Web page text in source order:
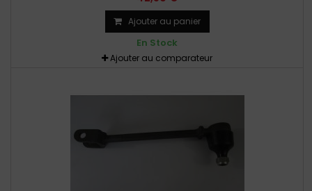
Ajouter au panier
En Stock
Ajouter au comparateur